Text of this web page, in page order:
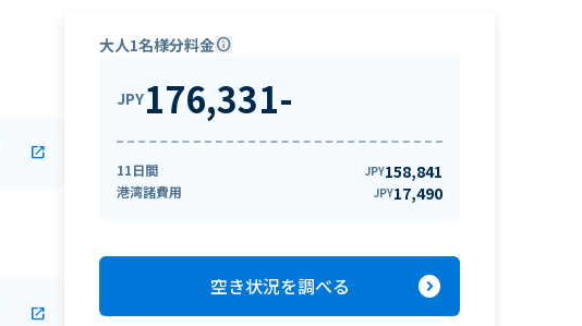
open_in_new
open_in_new
大人1名様分料金info
JPY176,331-
11日間 JPY158,841
港湾諸費用 JPY17,490
空き状況を調べる expand_circle_right